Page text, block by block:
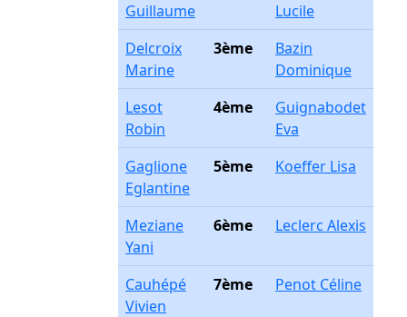
Guillaume
Lucile
Delcroix
Marine
3ème
Bazin
Dominique
Lesot
Robin
4ème
Guignabodet
Eva
Gaglione
Eglantine
5ème Koeffer Lisa
Meziane
Yani
6ème Leclerc Alexis
Cauhépé
Vivien
7ème Penot Céline